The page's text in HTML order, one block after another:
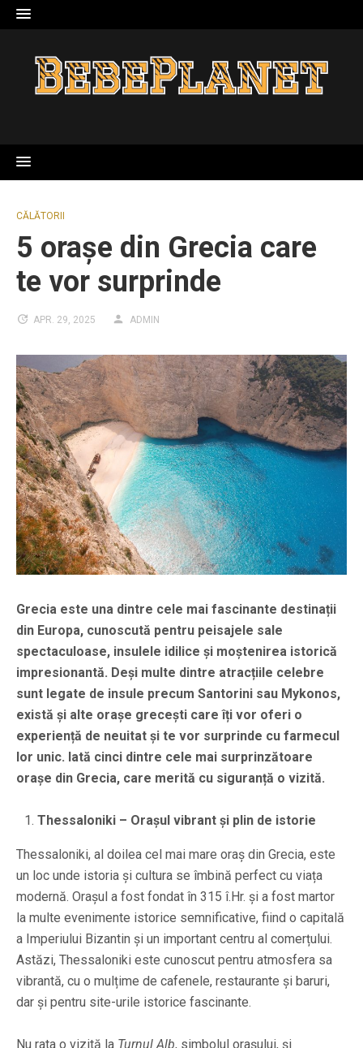
Skip
to
CĂLĂTORII
5 orașe din Grecia care
te vor surprinde
APR. 29, 2025 ADMIN
Grecia este una dintre cele mai fascinante destinații
din Europa, cunoscută pentru peisajele sale
spectaculoase, insulele idilice și moștenirea istorică
impresionantă. Deși multe dintre atracțiile celebre
sunt legate de insule precum Santorini sau Mykonos,
există și alte orașe grecești care îți vor oferi o
experiență de neuitat și te vor surprinde cu farmecul
lor unic. Iată cinci dintre cele mai surprinzătoare
orașe din Grecia, care merită cu siguranță o vizită.
Thessaloniki – Orașul vibrant și plin de istorie
Thessaloniki, al doilea cel mai mare oraș din Grecia, este
un loc unde istoria și cultura se îmbină perfect cu viața
modernă. Orașul a fost fondat în 315 î.Hr. și a fost martor
la multe evenimente istorice semnificative, fiind o capitală
a Imperiului Bizantin și un important centru al comerțului.
Astăzi, Thessaloniki este cunoscut pentru atmosfera sa
vibrantă, cu o mulțime de cafenele, restaurante și baruri,
dar și pentru site-urile istorice fascinante.
Nu rata o vizită la Turnul Alb, simbolul orașului, și